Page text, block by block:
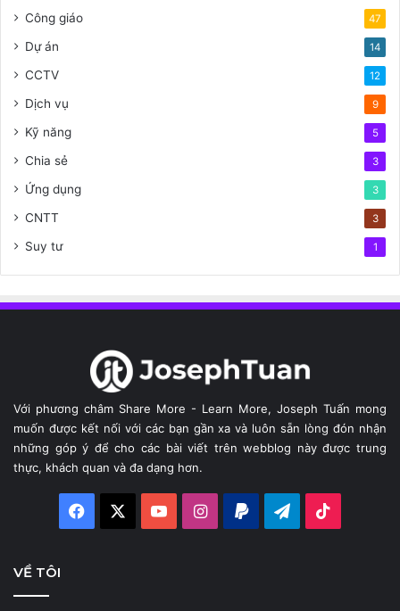
Công giáo 47
Dự án 14
CCTV 12
Dịch vụ 9
Kỹ năng 5
Chia sẻ 3
Ứng dụng 3
CNTT 3
Suy tư 1
Với phương châm Share More - Learn More, Joseph Tuấn mong
muốn được kết nối với các bạn gần xa và luôn sẵn lòng đón nhận
những góp ý để cho các bài viết trên webblog này được trung
thực, khách quan và đa dạng hơn.
Facebook YouTubeInstagram
Paypal Telegram
VỀ TÔI